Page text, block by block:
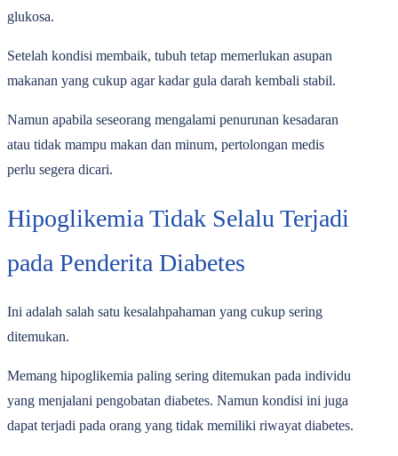
glukosa.
Setelah kondisi membaik, tubuh tetap memerlukan asupan
makanan yang cukup agar kadar gula darah kembali stabil.
Namun apabila seseorang mengalami penurunan kesadaran
atau tidak mampu makan dan minum, pertolongan medis
perlu segera dicari.
Hipoglikemia Tidak Selalu Terjadi
pada Penderita Diabetes
Ini adalah salah satu kesalahpahaman yang cukup sering
ditemukan.
Memang hipoglikemia paling sering ditemukan pada individu
yang menjalani pengobatan diabetes. Namun kondisi ini juga
dapat terjadi pada orang yang tidak memiliki riwayat diabetes.